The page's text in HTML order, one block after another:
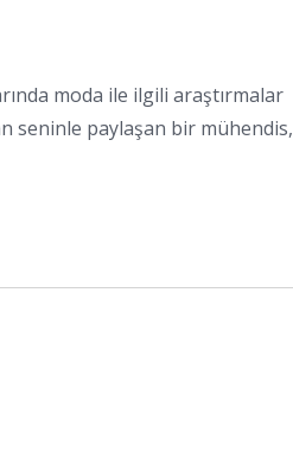
moda ile ilgili araştırmalar
seninle paylaşan bir mühendis,